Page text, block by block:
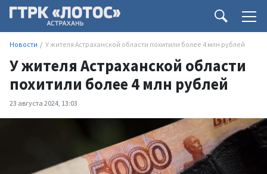
Новости У жителя Астраханской области похитили более 4 млн рублей
У жителя Астраханской области
похитили более 4 млн рублей
23 августа 2024, 13:03